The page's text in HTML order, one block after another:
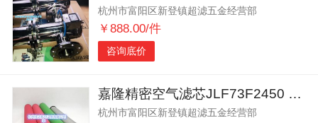
杭州市富阳区新登镇超滤五金经营部
￥888.00/件
咨询底价
嘉隆精密空气滤芯JLF73F2450 JLF54F2450
杭州市富阳区新登镇超滤五金经营部